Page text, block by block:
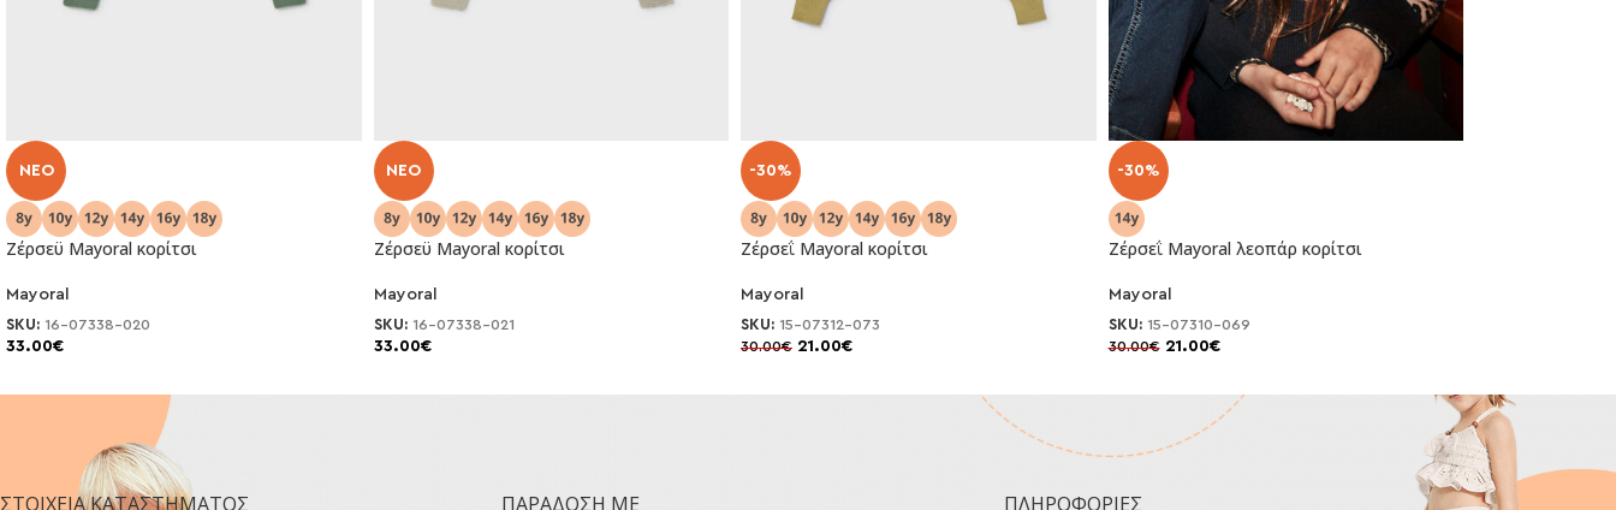
NEO
Ζέρσεϋ Μayoral κορίτσι
Mayoral
SKU: 16-07338-020
33.00€
NEO
Ζέρσεϋ Μayoral κορίτσι
Mayoral
SKU: 16-07338-021
33.00€
-30%
Ζέρσεΐ Mayoral κορίτσι
Mayoral
SKU: 15-07312-073
30.00€ 21.00€
-30%
Ζέρσεΐ Mayoral λεοπάρ κορίτσι
Mayoral
SKU: 15-07310-069
30.00€ 21.00€
ΣΤΟΙΧΕΊΑ ΚΑΤΑΣΤΉΜΑΤΟΣ ΠΑΡΆΔΟΣΗ ΜΕ ΠΛΗΡΟΦΟΡΙΕΣ